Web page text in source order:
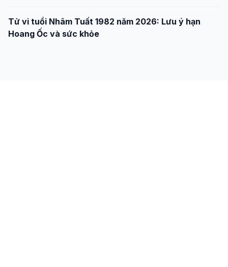
Tử vi tuổi Nhâm Tuất 1982 năm 2026: Lưu ý hạn
Hoang Ốc và sức khỏe